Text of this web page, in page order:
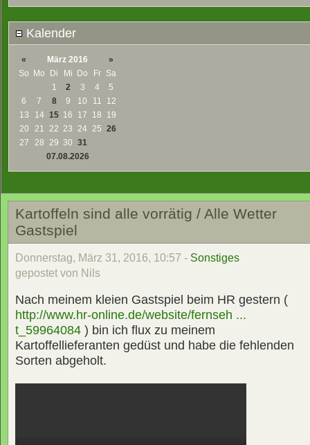
Kalender
« März 2016
»
So Mo Di Mi Do Fr
Sa
1
2 3 4
5
6
7 8 9 10 11
12
13
14 15 16 17 18
19
20
21 22 23 24 25 26
27
28 29 30 31
07.08.2026
Kartoffeln sind alle vorrätig / Alle Wetter
Gastspiel
Donnerstag, März 31, 2016, 10:57 - Sonstiges
gepostet von Nils
Nach meinem kleien Gastspiel beim HR gestern (
http://www.hr-online.de/website/fernseh ...
t_59964084 ) bin ich flux zu meinem
Kartoffellieferanten gedüst und habe die fehlenden
Sorten abgeholt.